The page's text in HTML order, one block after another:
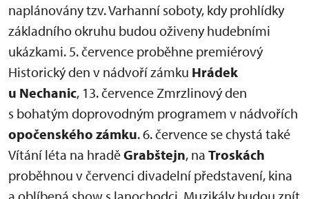
naplánovány tzv. Varhanní soboty, kdy prohlídky
základního okruhu budou oživeny hudebními
ukázkami. 5. července proběhne premiérový
Historický den v nádvoří zámku Hrádek
u Nechanic, 13. července Zmrzlinový den
s bohatým doprovodným programem v nádvořích
opočenského zámku. 6. července se chystá také
Vítání léta na hraděGrabštejn, na Troskách
proběhnou v červenci divadelní představení, kina